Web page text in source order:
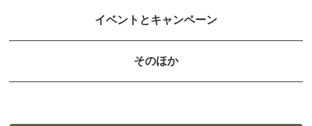
イベントとキャンペーン
そのほか